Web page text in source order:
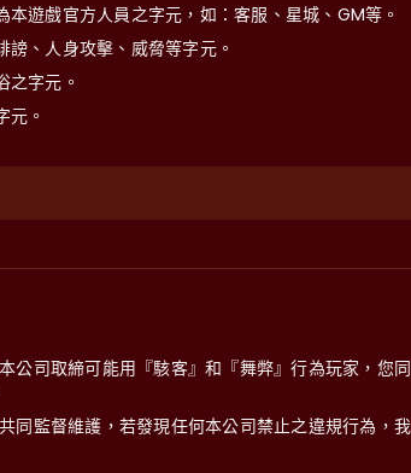
本遊戲官方人員之字元，如：客服、星城、GM等。
、人身攻擊、威脅等字元。
之字元。
元。
公司取締可能用『駭客』和『舞弊』行為玩家，您
同監督維護，若發現任何本公司禁止之違規行為，